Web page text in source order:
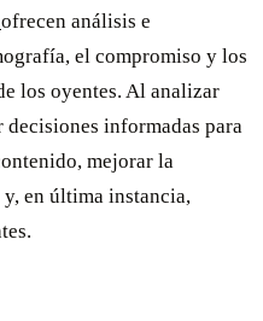
ofrecen análisis e
el compromiso y los
los oyentes. Al analizar
decisiones informadas para
mejorar la
en última instancia,